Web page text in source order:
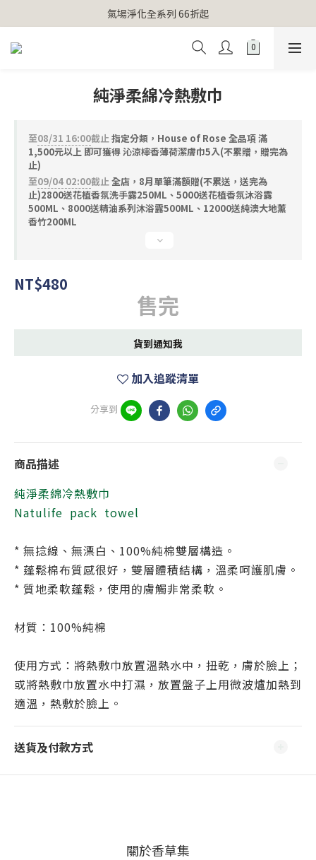
【官網獨家】首次消費 不限金額 即送 香遇熊超人行李吊牌
氣場淨化全系列 66折起
【官網獨家】首次消費 不限金額 即送 香遇熊超人行李吊牌
純淨柔綿冷熱敷巾
至08/31 16:00截止指定分類，House of Rose 全品項 滿
1,500元以上 即可獲得 沁涼檸香薄荷潔膚巾5入(不累贈，贈完為
止)
至09/04 02:00截止全店，8月單筆滿額贈(不累送，送完為
止)2800送花植香氛洗手露250ML、5000送花植香氛沐浴露
500ML、8000送精油系列沐浴露500ML、12000送純澳大地薰
香竹200ML
NT$480
售完
貨到通知我
加入追蹤清單
分享到
商品描述
純淨柔綿冷熱敷巾
Natulife pack towel
* 無捻線、 無漂白、100%純棉雙層構造。
* 蓬鬆棉布質感很好，雙層體積結構，溫柔呵護肌膚。
* 質地柔軟蓬鬆，使用的膚觸非常柔軟。
材質：100%純棉
使用方式：將熱敷巾放置溫熱水中，扭乾，膚於臉上；
或將熱敷巾放置水中打濕，放置盤子上用微波爐加熱到
適溫，熱敷於臉上。
送貨及付款方式
關於香草集